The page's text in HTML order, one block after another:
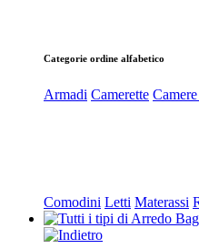
Categorie ordine alfabetico
Armadi Camerette
Comodini Letti Materassi